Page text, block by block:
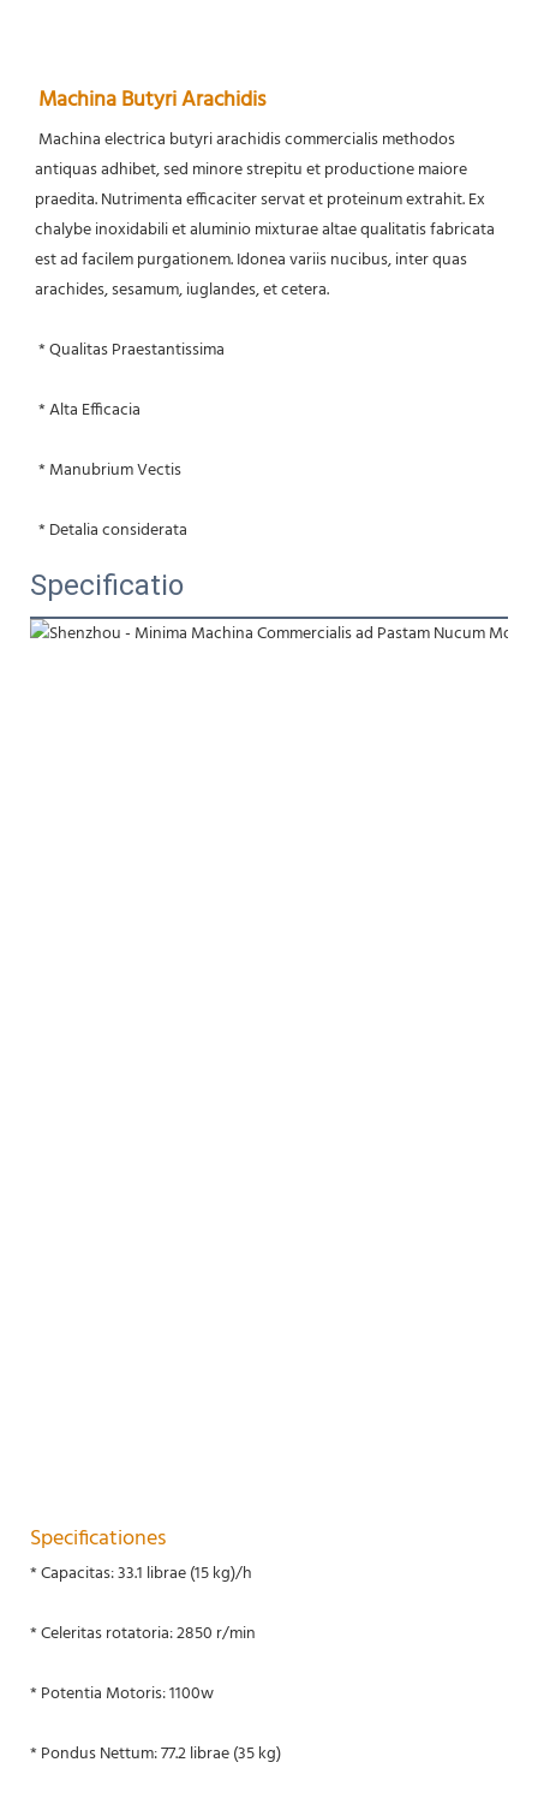
Machina Butyri Arachidis
Machina electrica butyri arachidis commercialis methodos
antiquas adhibet, sed minore strepitu et productione maiore
praedita. Nutrimenta efficaciter servat et proteinum extrahit. Ex
chalybe inoxidabili et aluminio mixturae altae qualitatis fabricata
est ad facilem purgationem. Idonea variis nucibus, inter quas
arachides, sesamum, iuglandes, et cetera.
* Qualitas Praestantissima
* Alta Efficacia
* Manubrium Vectis
* Detalia considerata
Specificatio
Specificationes
* Capacitas: 33.1 librae (15 kg)/h
* Celeritas rotatoria: 2850 r/min
* Potentia Motoris: 1100w
* Pondus Nettum: 77.2 librae (35 kg)